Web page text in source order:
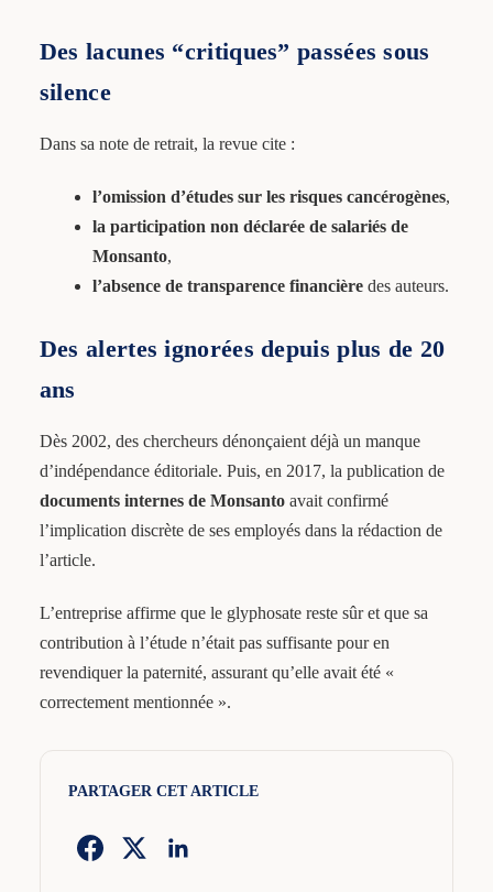
Des lacunes “critiques” passées sous
silence
Dans sa note de retrait, la revue cite :
l’omission d’études sur les risques cancérogènes,
la participation non déclarée de salariés de
Monsanto,
l’absence de transparence financièredes auteurs.
Des alertes ignorées depuis plus de 20
ans
Dès 2002, des chercheurs dénonçaient déjà un manque
d’indépendance éditoriale. Puis, en 2017, la publication de
documents internes de Monsantoavait confirmé
l’implication discrète de ses employés dans la rédaction de
l’article.
L’entreprise affirme que le glyphosate reste sûr et que sa
contribution à l’étude n’était pas suffisante pour en
revendiquer la paternité, assurant qu’elle avait été «
correctement mentionnée ».
PARTAGER CET ARTICLE